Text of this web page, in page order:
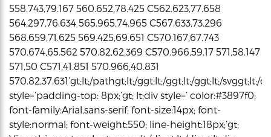
558.743,79.167 560.652,78.425 C562.623,77.658
564.297,76.634 565.965,74.965 C567.633,73.296
568.659,71.625 569.425,69.651 C570.167,67.743
570.674,65.562 570.82,62.369 C570.966,59.17 571,58.147
571,50 C571,41.851 570.966,40.831
570.82,37.631’gt;lt;/pathgt;lt;/ggt;lt;/ggt;lt;/ggt;lt;/svggt;lt;/
style=’padding-top: 8px;’gt; lt;div style=’ color:#3897f0;
font-family:Arial,sans-serif; font-size:14px; font-
style:normal; font-weight:550; line-height:18px;’gt;